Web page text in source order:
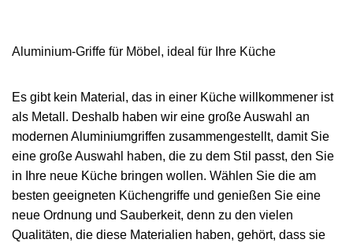
Aluminium-Griffe für Möbel, ideal für Ihre Küche
Es gibt kein Material, das in einer Küche willkommener ist
als Metall. Deshalb haben wir eine große Auswahl an
modernen Aluminiumgriffen zusammengestellt, damit Sie
eine große Auswahl haben, die zu dem Stil passt, den Sie
in Ihre neue Küche bringen wollen. Wählen Sie die am
besten geeigneten Küchengriffe und genießen Sie eine
neue Ordnung und Sauberkeit, denn zu den vielen
Qualitäten, die diese Materialien haben, gehört, dass sie